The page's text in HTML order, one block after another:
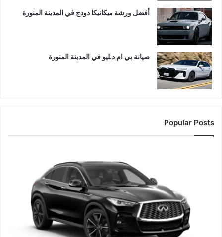
أفضل ورشة ميكانيكا دودج في المدينة المنورة
صيانة بي ام دبليو في المدينة المنورة
Popular Posts